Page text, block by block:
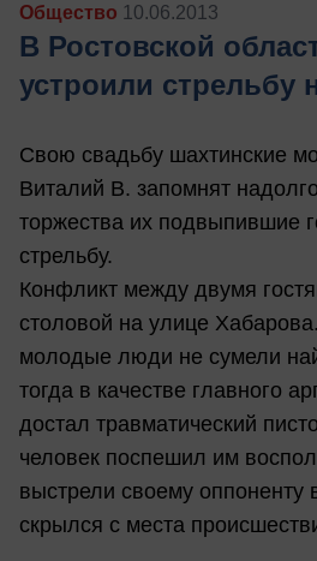
Общество 10.06.2013
В Ростовской
устроили стрельбу
Свою свадьбу шахтинские
Виталий В. запомнят
торжества их подвыпившие
стрельбу.
Конфликт между двумя
столовой на улице
молодые люди не сумели
тогда в качестве главного
достал травматический
человек поспешил им
выстрели своему оппоненту
скрылся с места